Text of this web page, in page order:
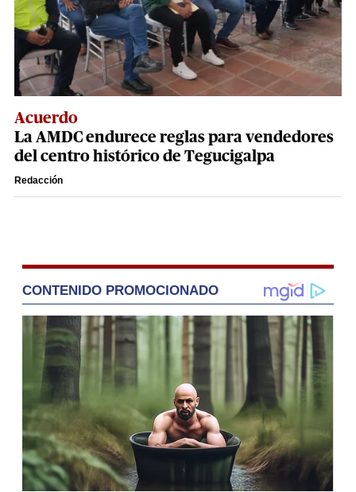
Acuerdo
La AMDC endurece reglas para vendedores
del centro histórico de Tegucigalpa
Redacción
CONTENIDO PROMOCIONADO